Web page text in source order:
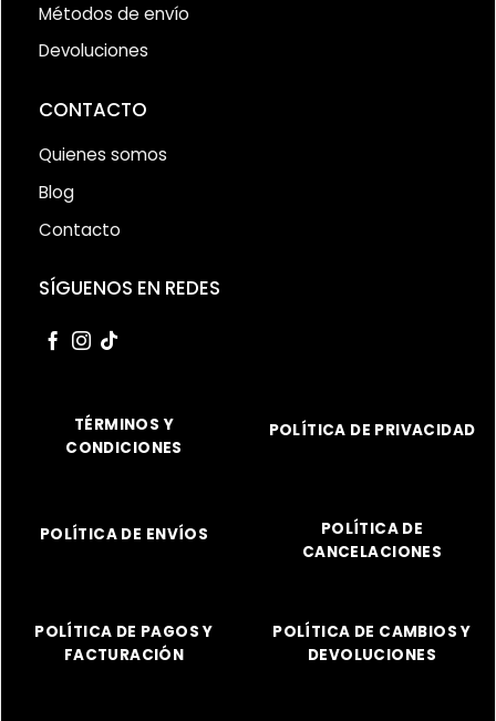
Métodos de envío
Devoluciones
CONTACTO
Quienes somos
Blog
Contacto
SÍGUENOS EN REDES
TÉRMINOS Y
CONDICIONES
POLÍTICA DE PRIVACIDAD
POLÍTICA DE ENVÍOS
POLÍTICA DE
CANCELACIONES
POLÍTICA DE PAGOS Y
FACTURACIÓN
POLÍTICA DE CAMBIOS Y
DEVOLUCIONES